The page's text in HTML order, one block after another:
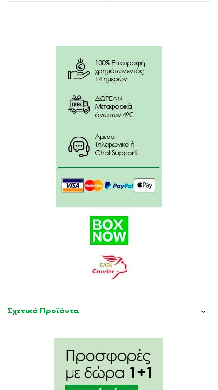
Στρογγυλή κεφαλή βουρτσίσματος με ιδανικό
μέγεθος για τα μικρά στοματάκια.
Απαλή στα ούλα με πολύ μαλακές ίνες.
Σχετικά Προϊόντα